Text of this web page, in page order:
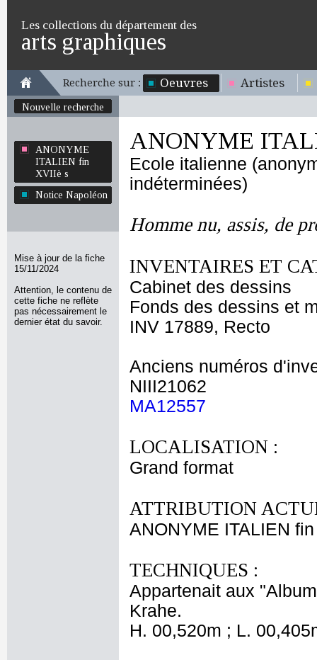
Les collections du département des
arts graphiques
Recherche sur : Oeuvres Artistes
Nouvelle recherche
ANONYME
ITALIEN fin
XVIIè s
Notice Napoléon
Mise à jour de la fiche
15/11/2024
Attention, le contenu de
cette fiche ne reflète
pas nécessairement le
dernier état du savoir.
ANONYME
Ecole italienne
indéterminées)
Homme nu, assis, de
INVENTAIRES ET
Cabinet des dessins
Fonds des dessins et
INV 17889, Recto
Anciens numéros
NIII21062
MA12557
LOCALISATION :
Grand format
ATTRIBUTION
ANONYME ITALIEN
TECHNIQUES :
Appartenait aux
Krahe.
H. 00,520m ; L.